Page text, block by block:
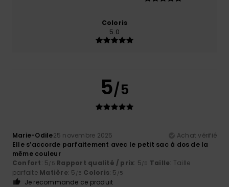
Coloris
5.0
5/5
Marie-Odile25 novembre 2025
Achat vérifié
Elle s’accorde parfaitement avec le petit sac à dos de la
même couleur
Confort: 5/5 Rapport qualité / prix: 5/5 Taille: Taille
parfaite Matière: 5 /5 Coloris: 5 /5
Je recommande ce produit